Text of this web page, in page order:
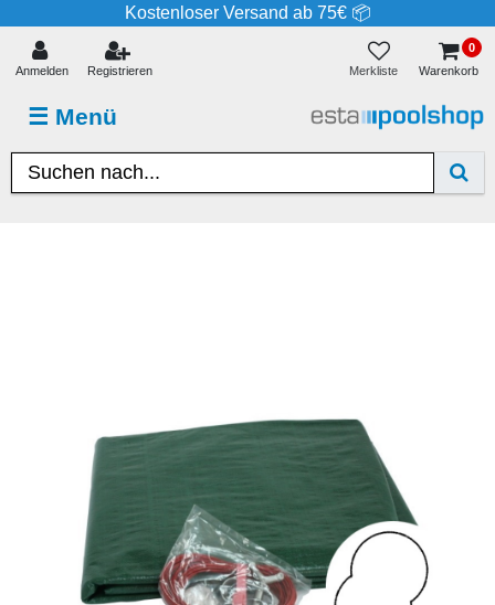
Kostenloser Versand ab 75€ 📦
☰ Menü
Anmelden Registrieren Merkliste
0
Warenkorb